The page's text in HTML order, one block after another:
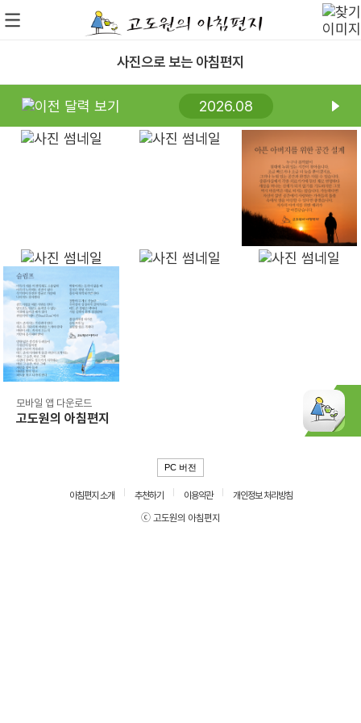
사진으로 보는 아침편지
2026.08
모바일 앱 다운로드
고도원의 아침편지
PC 버전
아침편지 소개 추천하기 이용약관
개인정보 처리방침
ⓒ 고도원의 아침편지